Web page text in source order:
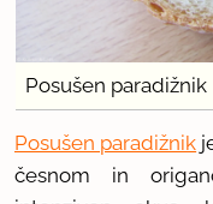
Posušen paradižnik
Posušen paradižnik
česnom in